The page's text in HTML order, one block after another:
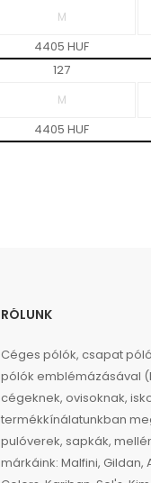
4405 HUF
127
4405 HUF
RÓLUNK
Céges pólók, csapat
pólók emblémázásával
cégeknek, ovisoknak,
termékkínálatunkban
pulóverek, sapkák,
márkáink: Malfini,